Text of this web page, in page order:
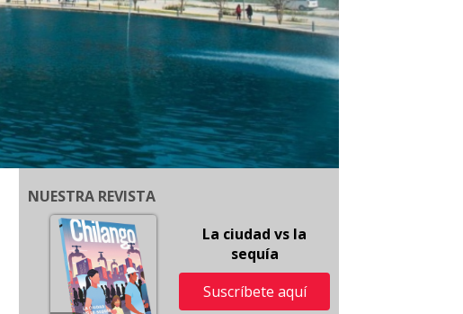
NUESTRA REVISTA
La ciudad vs la
sequía
Suscríbete aquí